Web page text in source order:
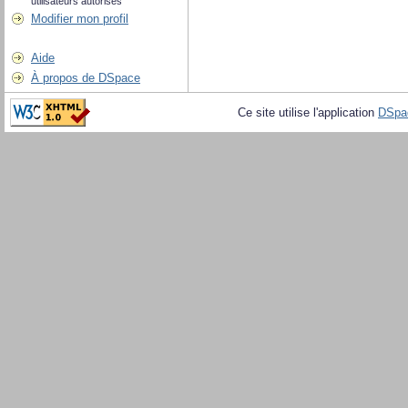
Modifier mon profil
Aide
À propos de DSpace
Ce site utilise l'application